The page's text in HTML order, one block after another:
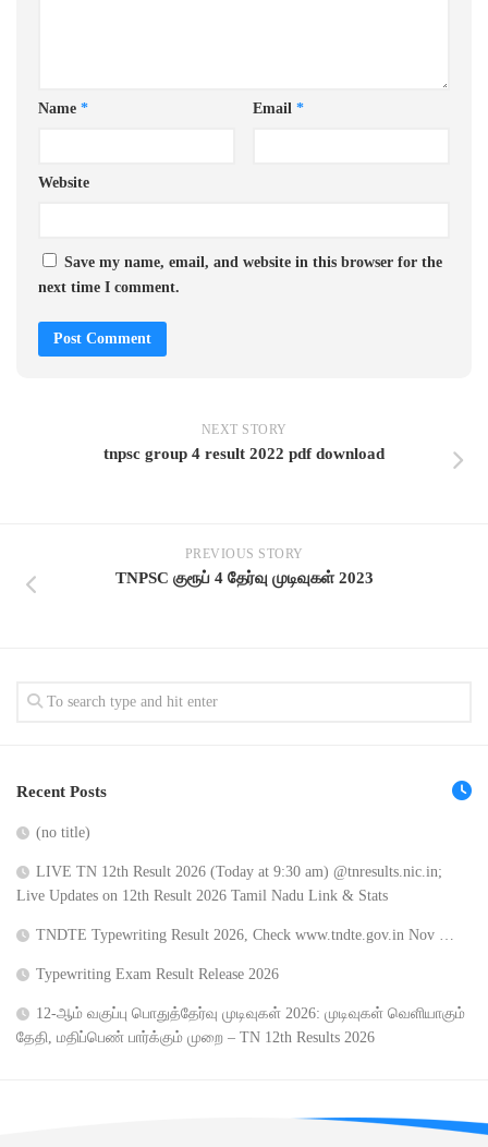
Name * Email *
Website
Save my name, email, and website in this browser for the
next time I comment.
NEXT STORY
tnpsc group 4 result 2022 pdf download
PREVIOUS STORY
TNPSC குரூப் 4 தேர்வு முடிவுகள் 2023
Recent Posts
(no title)
LIVE TN 12th Result 2026 (Today at 9:30 am) @tnresults.nic.in;
Live Updates on 12th Result 2026 Tamil Nadu Link & Stats
TNDTE Typewriting Result 2026, Check www.tndte.gov.in Nov …
Typewriting Exam Result Release 2026
12-ஆம் வகுப்பு பொதுத்தேர்வு முடிவுகள் 2026: முடிவுகள் வெளியாகும்
தேதி, மதிப்பெண் பார்க்கும் முறை – TN 12th Results 2026